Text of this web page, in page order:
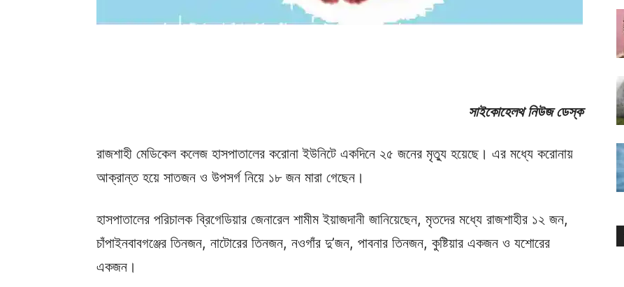
সাইকোহেলথ নিউজ ডেস্ক
রাজশাহী মেডিকেল কলেজ হাসপাতালের করোনা ইউনিটে একদিনে ২৫ জনের মৃত্যু হয়েছে। এর মধ্যে করোনায়
আক্রান্ত হয়ে সাতজন ও উপসর্গ নিয়ে ১৮ জন মারা গেছেন।
হাসপাতালের পরিচালক ব্রিগেডিয়ার জেনারেল শামীম ইয়াজদানী জানিয়েছেন, মৃতদের মধ্যে রাজশাহীর ১২ জন,
চাঁপাইনবাবগঞ্জের তিনজন, নাটোরের তিনজন, নওগাঁর দু’জন, পাবনার তিনজন, কুষ্টিয়ার একজন ও যশোরের
একজন।